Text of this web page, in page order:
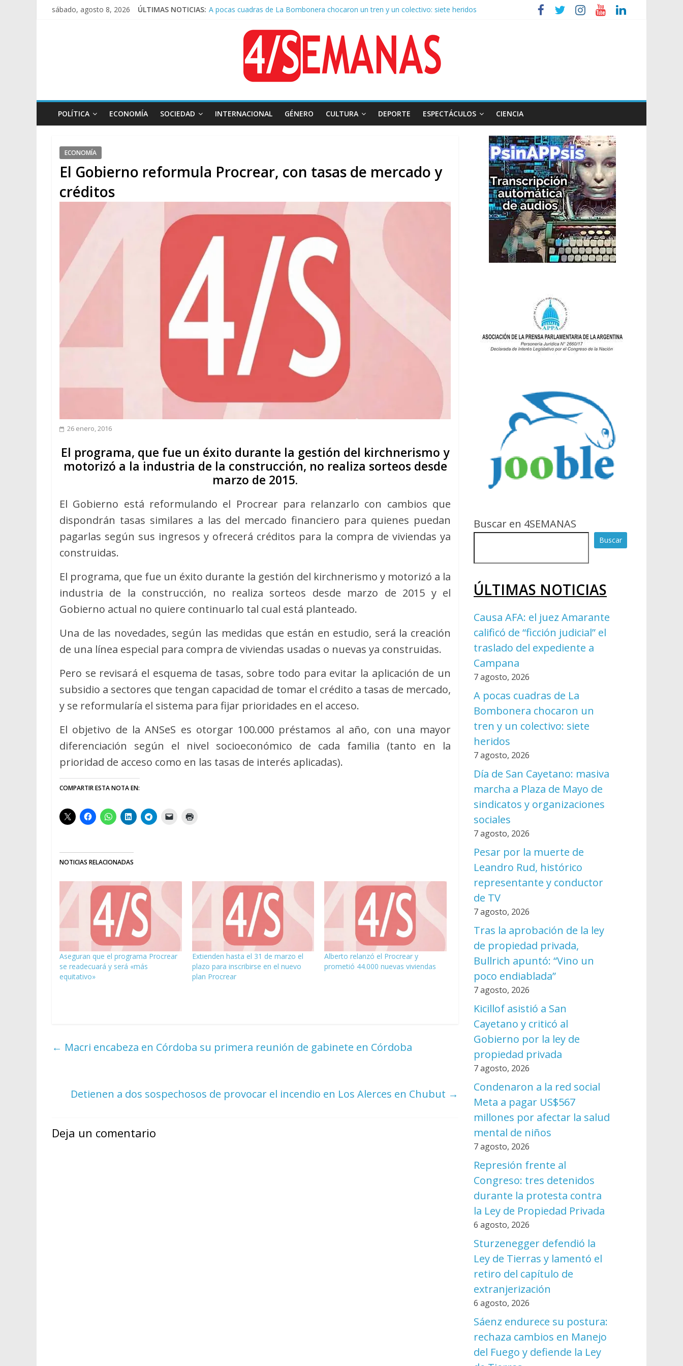
sábado, agosto 8, 2026 ÚLTIMAS NOTICIAS: A pocas cuadras de La Bombonera chocaron un tren y un colectivo: siete heridos
Pesar por la muerte de Leandro Rud, histórico representante y conductor de TV
Tras la aprobación de la ley de propiedad privada, Bullrich apuntó: “Vino un poco endiablada”
POLÍTICA ECONOMÍA SOCIEDAD INTERNACIONAL GÉNERO CULTURA DEPORTE ESPECTÁCULOS CIENCIA
ECONOMÍA
El Gobierno reformula Procrear, con tasas de mercado y
créditos
26 enero, 2016
El programa, que fue un éxito durante la gestión del kirchnerismo y
motorizó a la industria de la construcción, no realiza sorteos desde
marzo de 2015.
El Gobierno está reformulando el Procrear para relanzarlo con cambios que
dispondrán tasas similares a las del mercado financiero para quienes puedan
pagarlas según sus ingresos y ofrecerá créditos para la compra de viviendas ya
construidas.
El programa, que fue un éxito durante la gestión del kirchnerismo y motorizó a la
industria de la construcción, no realiza sorteos desde marzo de 2015 y el
Gobierno actual no quiere continuarlo tal cual está planteado.
Una de las novedades, según las medidas que están en estudio, será la creación
de una línea especial para compra de viviendas usadas o nuevas ya construidas.
Pero se revisará el esquema de tasas, sobre todo para evitar la aplicación de un
subsidio a sectores que tengan capacidad de tomar el crédito a tasas de mercado,
y se reformularía el sistema para fijar prioridades en el acceso.
El objetivo de la ANSeS es otorgar 100.000 préstamos al año, con una mayor
diferenciación según el nivel socioeconómico de cada familia (tanto en la
prioridad de acceso como en las tasas de interés aplicadas).
COMPARTIR ESTA NOTA EN:
NOTICIAS RELACIONADAS
Aseguran que el programa Procrear
se readecuará y será «más
equitativo»
Extienden hasta el 31 de marzo el
plazo para inscribirse en el nuevo
plan Procrear
Alberto relanzó el Procrear y
prometió 44.000 nuevas viviendas
← Macri encabeza en Córdoba su primera reunión de gabinete en Córdoba
Detienen a dos sospechosos de provocar el incendio en Los Alerces en Chubut →
Deja un comentario
Buscar en 4SEMANAS
Buscar
ÚLTIMAS NOTICIAS
Causa AFA: el juez Amarante
calificó de “ficción judicial” el
traslado del expediente a
Campana
7 agosto, 2026
A pocas cuadras de La
Bombonera chocaron un
tren y un colectivo: siete
heridos
7 agosto, 2026
Día de San Cayetano: masiva
marcha a Plaza de Mayo de
sindicatos y organizaciones
sociales
7 agosto, 2026
Pesar por la muerte de
Leandro Rud, histórico
representante y conductor
de TV
7 agosto, 2026
Tras la aprobación de la ley
de propiedad privada,
Bullrich apuntó: “Vino un
poco endiablada”
7 agosto, 2026
Kicillof asistió a San
Cayetano y criticó al
Gobierno por la ley de
propiedad privada
7 agosto, 2026
Condenaron a la red social
Meta a pagar US$567
millones por afectar la salud
mental de niños
7 agosto, 2026
Represión frente al
Congreso: tres detenidos
durante la protesta contra
la Ley de Propiedad Privada
6 agosto, 2026
Sturzenegger defendió la
Ley de Tierras y lamentó el
retiro del capítulo de
extranjerización
6 agosto, 2026
Sáenz endurece su postura:
rechaza cambios en Manejo
del Fuego y defiende la Ley